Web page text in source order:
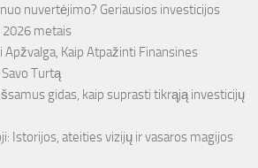
nuvertėjimo? Geriausios investicijos
2026 metais
Kaip Atpažinti Finansines
Turtą
gidas, kaip suprasti tikrąją investicijų
Istorijos, ateities vizijų ir vasaros magijos